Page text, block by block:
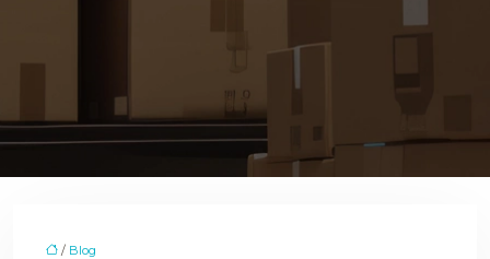
/ Blog